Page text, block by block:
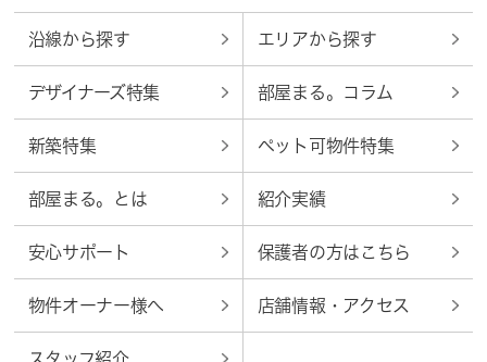
沿線から探す エリアから探す
デザイナーズ特集 部屋まる。コラム
新築特集 ペット可物件特集
部屋まる。とは 紹介実績
安心サポート 保護者の方はこちら
物件オーナー様へ 店舗情報・アクセス